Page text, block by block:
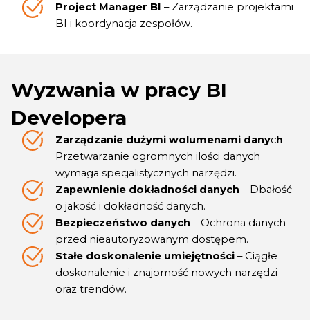
Project Manager BI – Zarządzanie projektami
BI i koordynacja zespołów.
Wyzwania w pracy BI
Developera
Zarządzanie dużymi wolumenami danych –
Przetwarzanie ogromnych ilości danych
wymaga specjalistycznych narzędzi.
Zapewnienie dokładności danych – Dbałość
o jakość i dokładność danych.
Bezpieczeństwo danych – Ochrona danych
przed nieautoryzowanym dostępem.
Stałe doskonalenie umiejętności – Ciągłe
doskonalenie i znajomość nowych narzędzi
oraz trendów.